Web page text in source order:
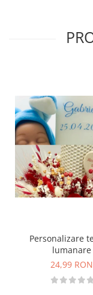
Personalizare
lumanare
24,99 RON